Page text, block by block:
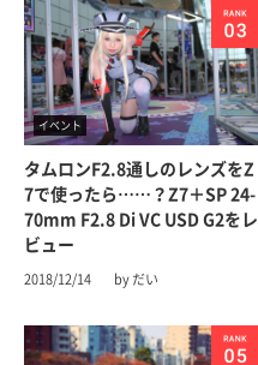
イベント
タムロンF2.8通しのレンズをZ
7で使ったら……？Z7＋SP 24-
70mm F2.8 Di VC USD G2をレ
ビュー
2018/12/14 by だい